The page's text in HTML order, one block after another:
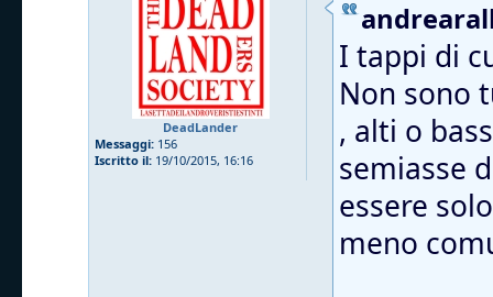
DeadLander
Messaggi: 156
Iscritto il: 19/10/2015, 16:16
I tappi di
Non sono
, alti o
semiasse
essere
meno